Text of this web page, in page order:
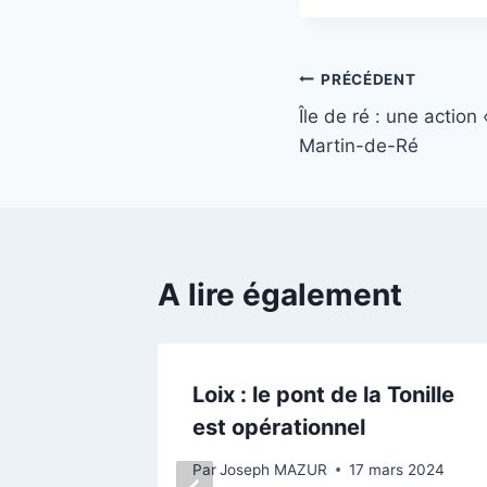
Navigation
de
PRÉCÉDENT
Île de ré : une action
Martin-de-Ré
A lire également
Loix : le pont de la Tonille
est opérationnel
ParJoseph MAZUR 17 mars 2024